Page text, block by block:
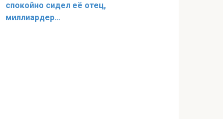
спокойно сидел её отец,
миллиардер…